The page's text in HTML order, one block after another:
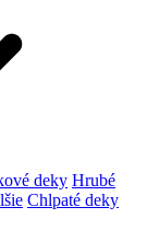
deky Hrubé
Chlpaté deky